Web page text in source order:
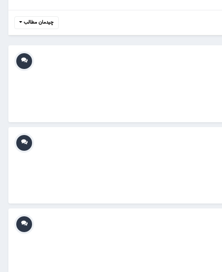
چیدمان مطالب